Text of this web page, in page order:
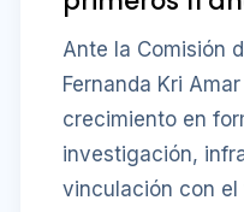
Ante la Comisión
Fernanda Kri
crecimiento en
investigación,
vinculación con el